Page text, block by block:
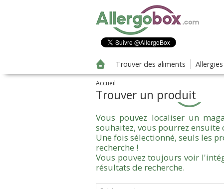
Trouver des aliments
Accueil
Trouver un produit
Vous pouvez localiser un
souhaitez, vous pourrez ensuite
Une fois sélectionné, seuls les
recherche !
Vous pouvez toujours voir
résultats de recherche.